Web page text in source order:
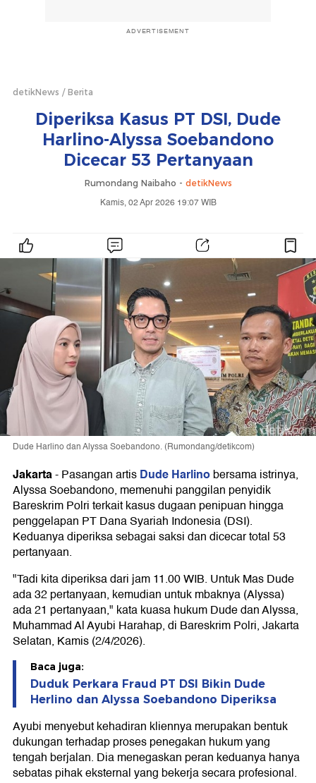
ADVERTISEMENT
detikNews Berita
Diperiksa Kasus PT DSI, Dude
Harlino-Alyssa Soebandono
Dicecar 53 Pertanyaan
Rumondang Naibaho - detikNews
Kamis, 02 Apr 2026 19:07 WIB
Dude Harlino dan Alyssa Soebandono. (Rumondang/detikcom)
Jakarta-Pasangan artisDude Harlinobersama istrinya,
Alyssa Soebandono, memenuhi panggilan penyidik
Bareskrim Polri terkait kasus dugaan penipuan hingga
penggelapan PT Dana Syariah Indonesia (DSI).
Keduanya diperiksa sebagai saksi dan dicecar total 53
pertanyaan.
"Tadi kita diperiksa dari jam 11.00 WIB. Untuk Mas Dude
ada 32 pertanyaan, kemudian untuk mbaknya (Alyssa)
ada 21 pertanyaan," kata kuasa hukum Dude dan Alyssa,
Muhammad Al Ayubi Harahap, di Bareskrim Polri, Jakarta
Selatan, Kamis (2/4/2026).
Baca juga:
Duduk Perkara Fraud PT DSI Bikin Dude
Herlino dan Alyssa Soebandono Diperiksa
Ayubi menyebut kehadiran kliennya merupakan bentuk
dukungan terhadap proses penegakan hukum yang
tengah berjalan. Dia menegaskan peran keduanya hanya
sebatas pihak eksternal yang bekerja secara profesional.